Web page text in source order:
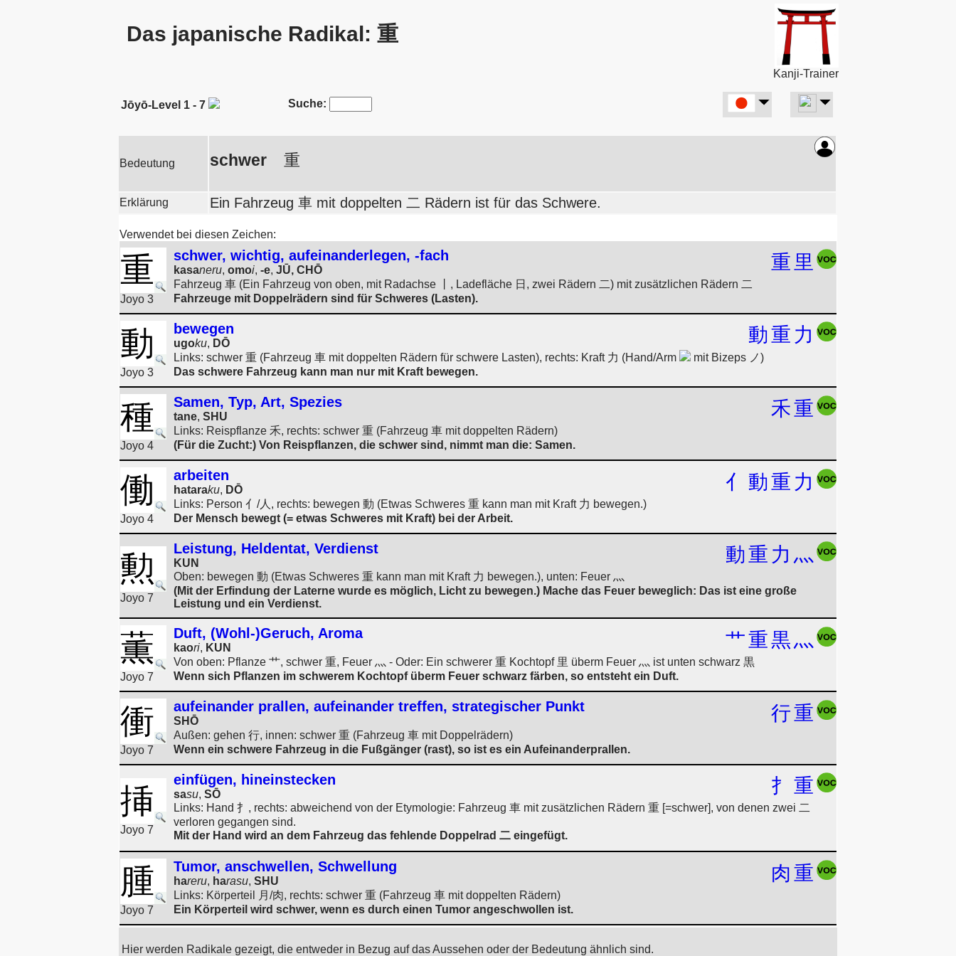
Das japanische Radikal: 重
Kanji-Trainer
Jōyō-Level 1 - 7 Suche:
Bedeutung schwer 重
Erklärung Ein Fahrzeug 車 mit doppelten 二 Rädern ist für das Schwere.
Verwendet bei diesen Zeichen:
重
Joyo 3
schwer, wichtig, aufeinanderlegen, -fach
kasaneru, omoi, -e, JŪ, CHŌ 重 里
Fahrzeug 車 (Ein Fahrzeug von oben, mit Radachse 丨, Ladefläche 日, zwei Rädern 二) mit zusätzlichen Rädern 二
Fahrzeuge mit Doppelrädern sind für Schweres (Lasten).
動
Joyo 3
bewegen
ugoku, DŌ 動重 力
Links: schwer 重 (Fahrzeug 車 mit doppelten Rädern für schwere Lasten), rechts: Kraft 力 (Hand/Arm
mit Bizeps ノ)
Das schwere Fahrzeug kann man nur mit Kraft bewegen.
種
Joyo 4
Samen, Typ, Art, Spezies
tane, SHU 禾重
Links: Reispflanze 禾, rechts: schwer 重 (Fahrzeug 車 mit doppelten Rädern)
(Für die Zucht:) Von Reispflanzen, die schwer sind, nimmt man die: Samen.
働
Joyo 4
arbeiten
hataraku, DŌ 亻 動重 力
Links: Person 亻/人, rechts: bewegen 動 (Etwas Schweres 重 kann man mit Kraft 力 bewegen.)
Der Mensch bewegt (= etwas Schweres mit Kraft) bei der Arbeit.
勲
Joyo 7
Leistung, Heldentat, Verdienst
KUN 動重 力 灬
Oben: bewegen 動 (Etwas Schweres 重 kann man mit Kraft 力 bewegen.), unten: Feuer 灬
(Mit der Erfindung der Laterne wurde es möglich, Licht zu bewegen.) Mache das Feuer beweglich: Das ist eine große
Leistung und ein Verdienst.
薫
Joyo 7
Duft, (Wohl-)Geruch, Aroma
kaori, KUN 艹重黒灬
Von oben: Pflanze 艹, schwer 重, Feuer 灬 - Oder: Ein schwerer 重 Kochtopf 里 überm Feuer 灬 ist unten schwarz 黒
Wenn sich Pflanzen im schwerem Kochtopf überm Feuer schwarz färben, so entsteht ein Duft.
衝
Joyo 7
aufeinander prallen, aufeinander treffen, strategischer Punkt
SHŌ 行重
Außen: gehen 行, innen: schwer 重 (Fahrzeug 車 mit Doppelrädern)
Wenn ein schwere Fahrzeug in die Fußgänger (rast), so ist es ein Aufeinanderprallen.
挿
Joyo 7
einfügen, hineinstecken
sasu, SŌ 扌 重
Links: Hand 扌, rechts: abweichend von der Etymologie: Fahrzeug 車 mit zusätzlichen Rädern 重 [=schwer], von denen zwei 二
verloren gegangen sind.
Mit der Hand wird an dem Fahrzeug das fehlende Doppelrad 二 eingefügt.
腫
Joyo 7
Tumor, anschwellen, Schwellung
hareru, harasu, SHU 肉重
Links: Körperteil 月/肉, rechts: schwer 重 (Fahrzeug 車 mit doppelten Rädern)
Ein Körperteil wird schwer, wenn es durch einen Tumor angeschwollen ist.
Hier werden Radikale gezeigt, die entweder in Bezug auf das Aussehen oder der Bedeutung ähnlich sind.